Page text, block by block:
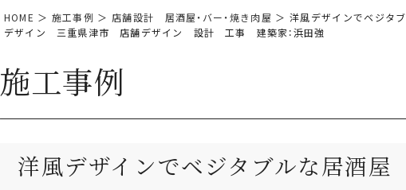
HOME ＞ 施工事例 ＞ 店舗設計 居酒屋・バー・焼き肉屋 ＞ 洋風デザインでベジタ
デザイン 三重県津市 店舗デザイン 設計 工事 建築家：浜田強
施工事例
洋風デザインでベジタブルな居酒